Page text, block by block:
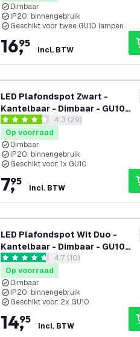
Dimbaar
IP20: binnengebruik
Geschikt voor twee GU10 lampen
16,
95
incl. BTW
LED Plafondspot Zwart -
Kantelbaar - Dimbaar - GU10
fitting – Opbouwreviews drawer openen
4.3 score sterren4.3 (29)
Op voorraad
Dimbaar
IP20: binnengebruik
Geschikt voor: 1x GU10
7,
95
incl. BTW
LED Plafondspot Wit Duo -
Kantelbaar - Dimbaar - GU10
fitting – Opbouwreviews drawer openen
4.7 score sterren4.7 (10)
Op voorraad
Dimbaar
IP20: binnengebruik
Geschikt voor: 2x GU10
14,
95
incl. BTW